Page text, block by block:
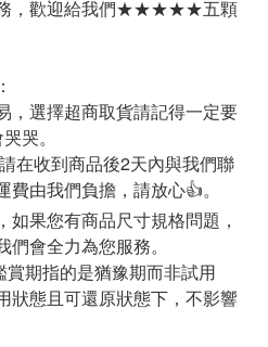
務，歡迎給我們★★★★★五顆
，選擇超商取貨請記得一定要
哭。
在收到商品後2天內與我們聯
由我們負擔，請放心👍。
如果您有商品尺寸規格問題，
會全力為您服務。
賞期指的是猶豫期而非試用
狀態且可還原狀態下，不影響